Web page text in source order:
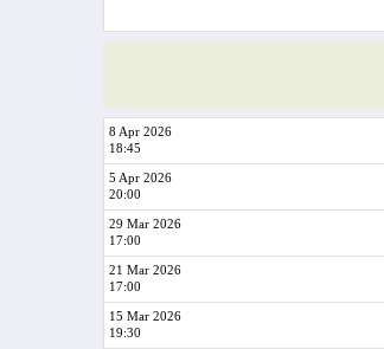
8 Apr 2026
18:45
5 Apr 2026
20:00
29 Mar 2026
17:00
21 Mar 2026
17:00
15 Mar 2026
19:30